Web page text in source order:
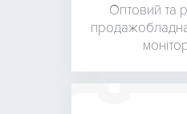
Оптовий та
продаж